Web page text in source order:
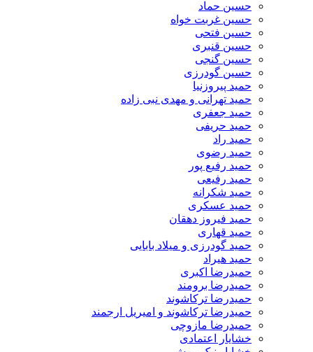
حسین حماد
حسین غربت خواه
حسین فتحی
حسین قنبری
حسین گنجی
حسین گودرزی
حمید پیروزنیا
حمید تهرانی و مهدی نبی زاده
حمید جعفری
حمید حریفی
حمید راد
حمید رضوی
حمید رفیع پور
حمید رفیعی
حمید شکرانه
حمید عسکری
حمید فیروز دهقان
حمید قهاری
حمید گودرزی و میلاد بابایی
حمید هیراد
حمیدرضا اکبری
حمیدرضا برومند
حمیدرضا ترکاشوند
حمیدرضا ترکاشوند و امیریل ارجمند
حمیدرضا مازوچی
خشایار اعتمادی